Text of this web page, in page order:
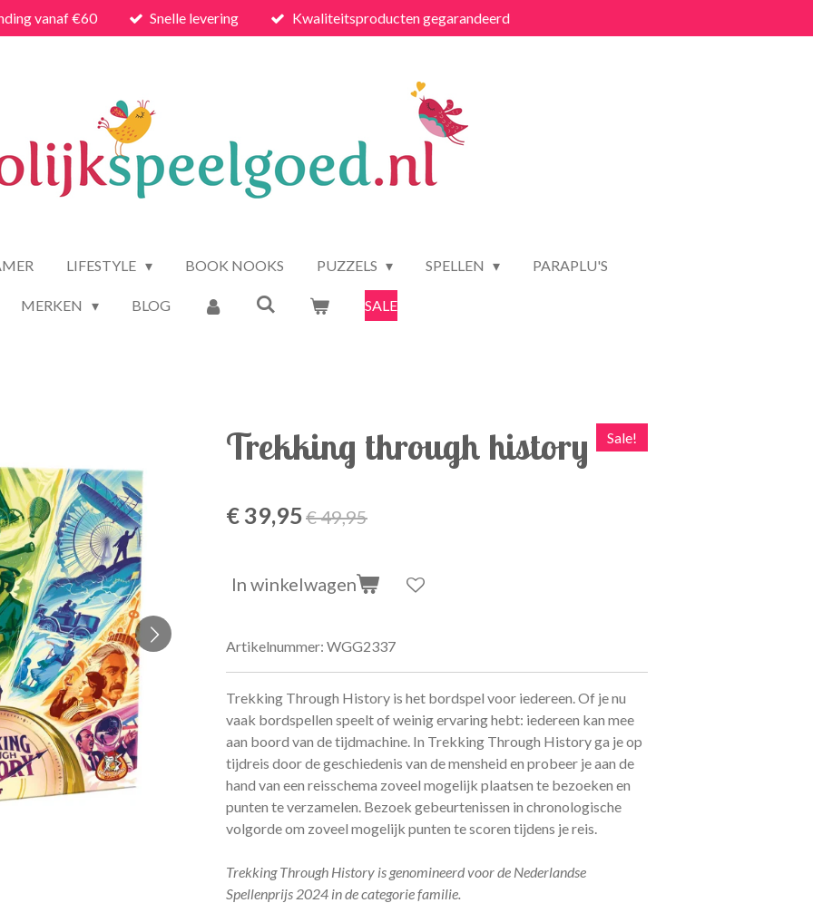
vanaf €60 Snelle levering Kwaliteitsproducten gegarandeerd
LIFESTYLE BOOK NOOKS PUZZELS SPELLEN PARAPLU'S
MERKEN BLOG SALE
Trekking through history Sale!
€ 39,95€ 49,95
In winkelwagen
Artikelnummer: WGG2337
Trekking Through History is het bordspel voor iedereen. Of je nu
vaak bordspellen speelt of weinig ervaring hebt: iedereen kan mee
aan boord van de tijdmachine. In Trekking Through History ga je op
tijdreis door de geschiedenis van de mensheid en probeer je aan de
hand van een reisschema zoveel mogelijk plaatsen te bezoeken en
punten te verzamelen. Bezoek gebeurtenissen in chronologische
volgorde om zoveel mogelijk punten te scoren tijdens je reis.
Trekking Through History is genomineerd voor de Nederlandse
Spellenprijs 2024 in de categorie familie.